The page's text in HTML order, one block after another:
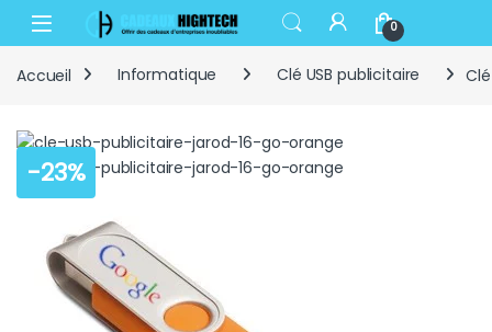
Skip to navigation
Skip to content
Open 0
Accueil Informatique Clé USB publicitaire
-23%